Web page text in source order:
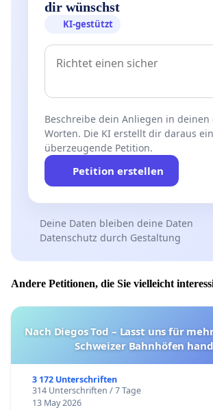
dir wünschst
KI-gestützt
Beschreibe dein Anliegen in deinen
Worten. Die KI erstellt dir daraus
überzeugende Petition.
Petition erstellen
Deine Daten bleiben deine Daten
Datenschutz durch Gestaltung
Andere Petitionen, die Sie vielleicht
Nach Diegos Tod – Lasst uns für
Schweizer Bahnhöfen
3 172 Unterschriften
314 Unterschriften / 7 Tage
13 May 2026